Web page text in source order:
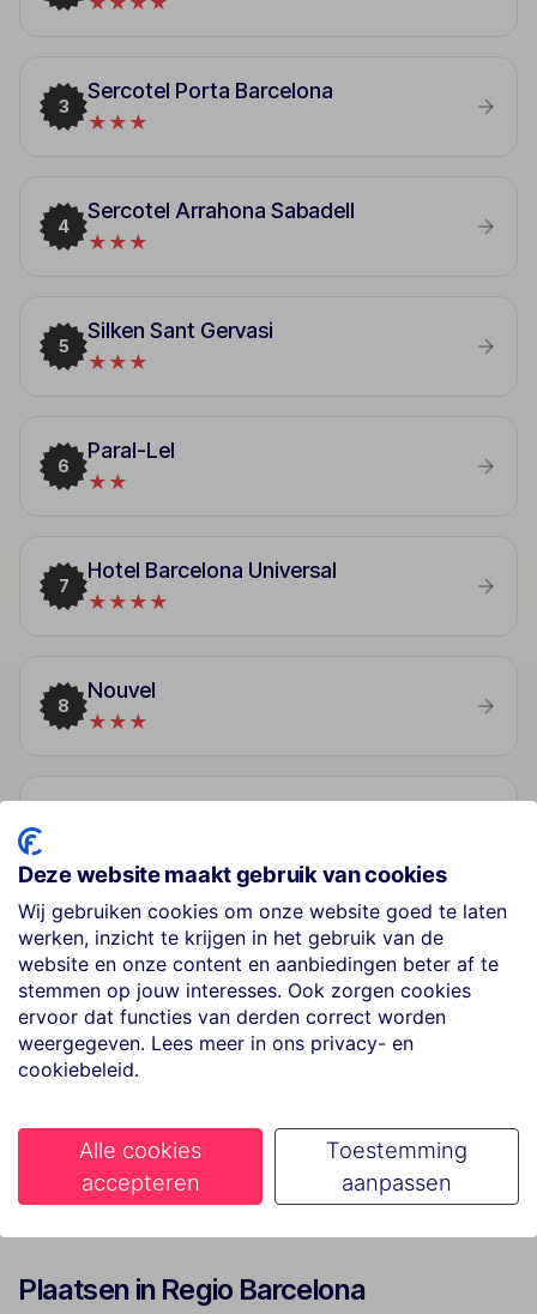
3
Sercotel Porta Barcelona
★★★
4
Sercotel Arrahona Sabadell
★★★
5
Silken Sant Gervasi
★★★
6
Paral-Lel
★★
7
Hotel Barcelona Universal
★★★★
8
Nouvel
★★★
U232 Hotel
10
EuroHotel Barcelona Diagonal Port
★★★★
Bekijk alle vakanties in Regio Barcelona
Plaatsen in Regio Barcelona
Deze website maakt gebruik van cookies
Wij gebruiken cookies om onze website goed te laten
werken, inzicht te krijgen in het gebruik van de
website en onze content en aanbiedingen beter af te
stemmen op jouw interesses. Ook zorgen cookies
ervoor dat functies van derden correct worden
weergegeven. Lees meer in ons privacy- en
cookiebeleid.
Alle cookies
accepteren
Toestemming
aanpassen